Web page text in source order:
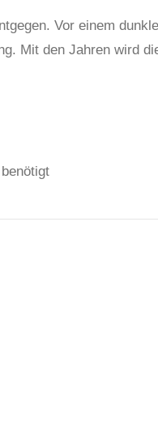
Vor einem
Mit den Jahren wird